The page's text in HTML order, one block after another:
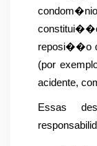
reposi��o
(por
acidente,
Essas